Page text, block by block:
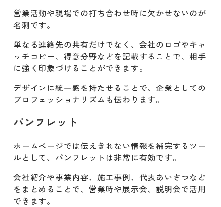
営業活動や現場での打ち合わせ時に欠かせないのが
名刺です。
単なる連絡先の共有だけでなく、会社のロゴやキャ
ッチコピー、得意分野などを記載することで、相手
に強く印象づけることができます。
デザインに統一感を持たせることで、企業としての
プロフェッショナリズムも伝わります。
パンフレット
ホームページでは伝えきれない情報を補完するツー
ルとして、パンフレットは非常に有効です。
会社紹介や事業内容、施工事例、代表あいさつなど
をまとめることで、営業時や展示会、説明会で活用
できます。